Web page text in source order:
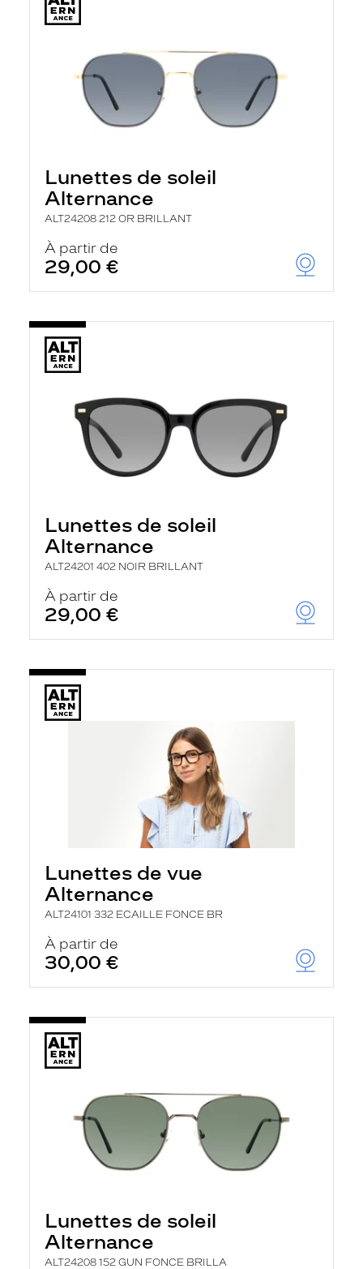
Lunettes de soleil
Alternance
ALT24208 212 OR BRILLANT
À partir de
29,00 €
Lunettes de soleil
Alternance
ALT24201 402 NOIR BRILLANT
À partir de
29,00 €
Lunettes de vue
Alternance
ALT24101 332 ECAILLE FONCE BR
À partir de
30,00 €
Lunettes de soleil
Alternance
ALT24208 152 GUN FONCE BRILLA